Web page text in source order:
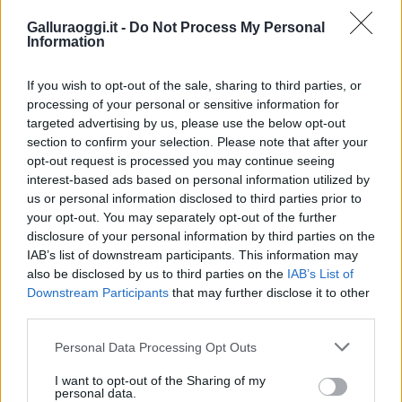
Galluraoggi.it - Do Not Process My Personal
Information
If you wish to opt-out of the sale, sharing to third parties, or
processing of your personal or sensitive information for
targeted advertising by us, please use the below opt-out
section to confirm your selection. Please note that after your
opt-out request is processed you may continue seeing
interest-based ads based on personal information utilized by
us or personal information disclosed to third parties prior to
your opt-out. You may separately opt-out of the further
disclosure of your personal information by third parties on the
IAB’s list of downstream participants. This information may
also be disclosed by us to third parties on the IAB’s List of
Downstream Participants that may further disclose it to other
Please note that this website/app uses one or more Google
not limited to your visit or usage behaviour. You may click to
Personal Data Processing Opt Outs
I want to opt-out of the Sharing of my
personal data.
nell’estate 2026
Controlli all’aeroporto di Olbia, sequestrati
caviale e sabbia rubata
Migliori cliniche di estetica medicale avanzata
in Europa: classifica dei 5 centri di riferimento
pe…
Incendi, a San Pasquale arriva il Campo Base:
partecipazione per il suo racconto